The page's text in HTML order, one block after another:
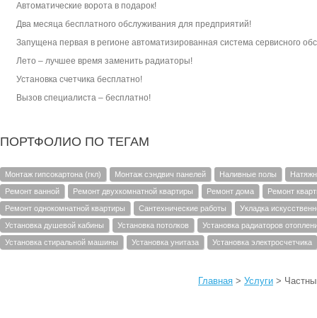
Автоматические ворота в подарок!
Два месяца бесплатного обслуживания для предприятий!
Запущена первая в регионе автоматизированная система сервисного
Лето – лучшее время заменить радиаторы!
Установка счетчика бесплатно!
Вызов специалиста – бесплатно!
ПОРТФОЛИО ПО ТЕГАМ
Монтаж гипсокартона (гкл) Монтаж сэндвич панелей Наливные полы
Ремонт ванной
Ремонт двухкомнатной квартиры Ремонт дома
Ремонт
Ремонт однокомнатной квартиры
Сантехнические работы
Укладка
Установка душевой кабины
Установка потолков
Установка радиаторов
Установка стиральной машины
Установка унитаза Установка электросчетчика
Главная > Услуги >